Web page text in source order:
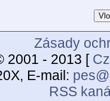
Zásady
2001 - 2013 [
E-mail:
RSS